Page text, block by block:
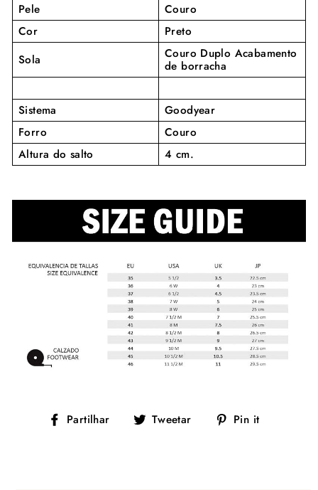
Pele
Couro
Cor
Preto
Sola
Couro Duplo Acabamento
de borracha
Sistema
Goodyear
Forro
Couro
Altura do salto
4 cm.
Partilhar
PartilheTweetar
Tuíte Pin it